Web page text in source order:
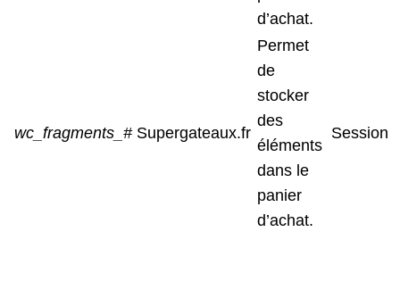
d’achat.
wc_fragments_# Supergateaux.fr
Permet
de
stocker
des
éléments
dans le
panier
d’achat.
Session